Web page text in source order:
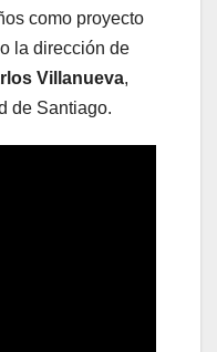
como proyecto
la dirección de
Villanueva,
de Santiago.